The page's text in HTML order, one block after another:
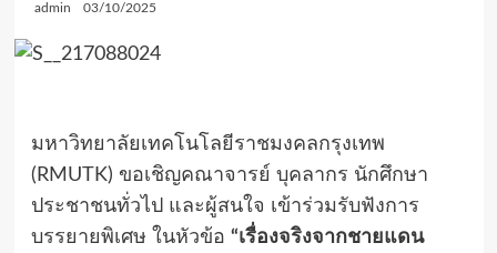
admin 03/10/2025
มหาวิทยาลัยเทคโนโลยีราชมงคลกรุงเทพ
(RMUTK) ขอเชิญคณาจารย์ บุคลากร นักศึกษา
ประชาชนทั่วไป และผู้สนใจ เข้าร่วมรับฟังการ
บรรยายพิเศษ ในหัวข้อ “เรื่องจริงจากชายแดน